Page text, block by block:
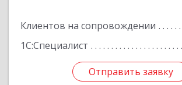
Клиентов на сопровождении
1С:Специалист
Отправить заявку
Отправить заявку